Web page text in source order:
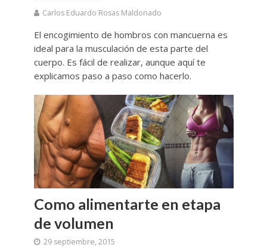
Carlos Eduardo Rosas Maldonado
El encogimiento de hombros con mancuerna es
ideal para la musculación de esta parte del
cuerpo. Es fácil de realizar, aunque aquí te
explicamos paso a paso como hacerlo.
Como alimentarte en etapa
de volumen
29 septiembre, 2015